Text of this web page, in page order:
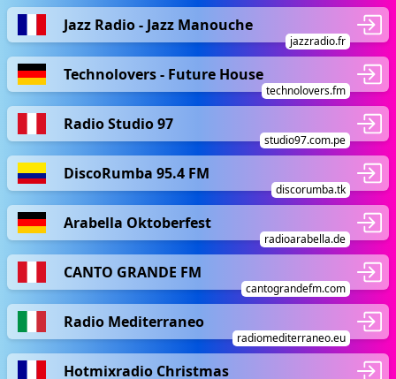
Jazz Radio - Jazz Manouche
jazzradio.fr
Technolovers - Future House
technolovers.fm
Radio Studio 97
studio97.com.pe
DiscoRumba 95.4 FM
discorumba.tk
Arabella Oktoberfest
radioarabella.de
CANTO GRANDE FM
cantograndefm.com
Radio Mediterraneo
radiomediterraneo.eu
Hotmixradio Christmas